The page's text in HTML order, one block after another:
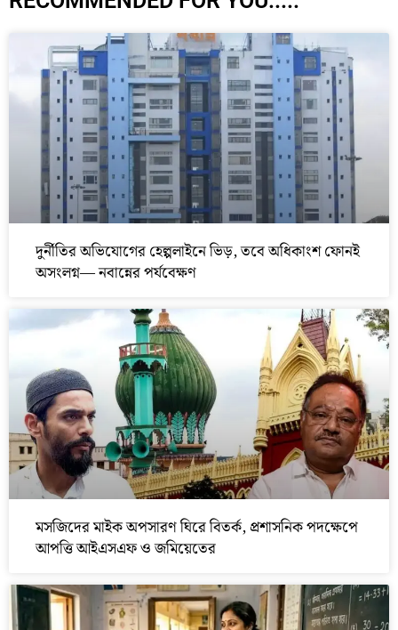
দুর্নীতির অভিযোগের হেল্পলাইনে ভিড়, তবে অধিকাংশ ফোনই
অসংলগ্ন— নবান্নের পর্যবেক্ষণ
মসজিদের মাইক অপসারণ ঘিরে বিতর্ক, প্রশাসনিক পদক্ষেপে
আপত্তি আইএসএফ ও জমিয়েতের